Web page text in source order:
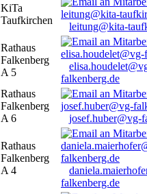
KiTa
Taufkirchen
leitung@kita-
Rathaus
Falkenberg
A 5
falkenberg.de
Rathaus
Falkenberg
A 6
josef.huber@vg-
Rathaus
Falkenberg
A 4
falkenberg.de